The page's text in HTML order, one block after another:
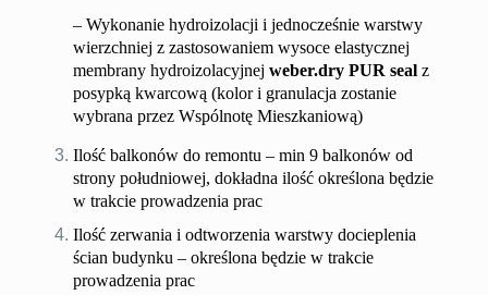
– Wykonanie hydroizolacji i jednocześnie warstwy
wierzchniej z zastosowaniem wysoce elastycznej
membrany hydroizolacyjnejweber.dry PUR seal z
posypką kwarcową (kolor i granulacja zostanie
wybrana przez Wspólnotę Mieszkaniową)
Ilość balkonów do remontu–min 9 balkonów od
strony południowej, dokładna ilośćokreślona będzie
w trakcie prowadzenia prac
Ilość zerwania i odtworzenia warstwy docieplenia
ścian budynku – określona będzie w trakcie
prowadzenia prac